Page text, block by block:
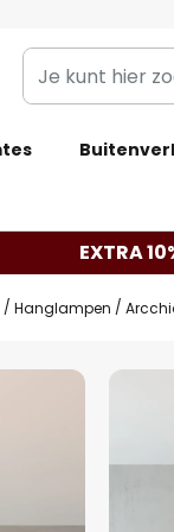
Je
kunt
zoeken
webwinkel
EXTRA
Hanglampen